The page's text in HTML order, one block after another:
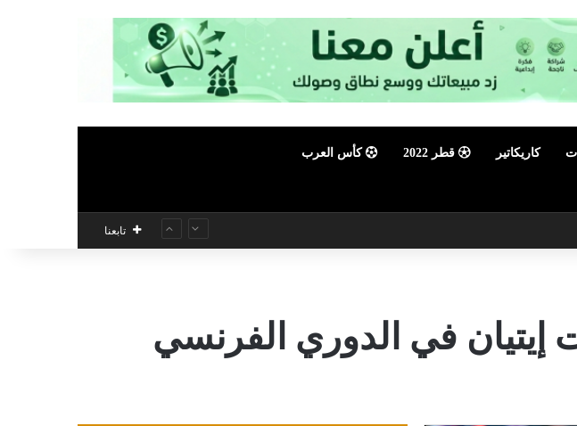
كاريكاتير قطر 2022 كأس العرب
تابعنا
إيتيان في الدوري الفرنسي